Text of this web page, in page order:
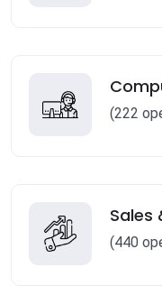
(222
Sales
(440